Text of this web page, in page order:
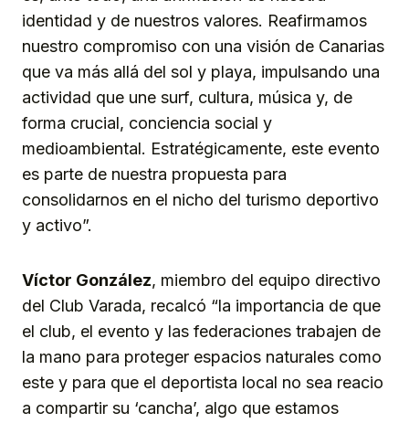
identidad y de nuestros valores. Reafirmamos
nuestro compromiso con una visión de Canarias
que va más allá del sol y playa, impulsando una
actividad que une surf, cultura, música y, de
forma crucial, conciencia social y
medioambiental. Estratégicamente, este evento
es parte de nuestra propuesta para
consolidarnos en el nicho del turismo deportivo
y activo”.
Víctor González, miembro del equipo directivo
del Club Varada, recalcó “la importancia de que
el club, el evento y las federaciones trabajen de
la mano para proteger espacios naturales como
este y para que el deportista local no sea reacio
a compartir su ‘cancha’, algo que estamos